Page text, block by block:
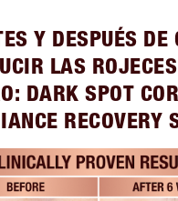
Y DESPUÉS DE
LAS
DARK SPOT
RECOVERY